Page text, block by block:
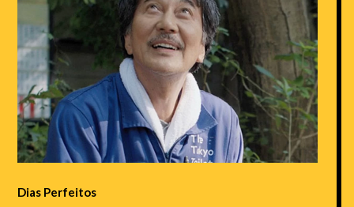
Dias Perfeitos